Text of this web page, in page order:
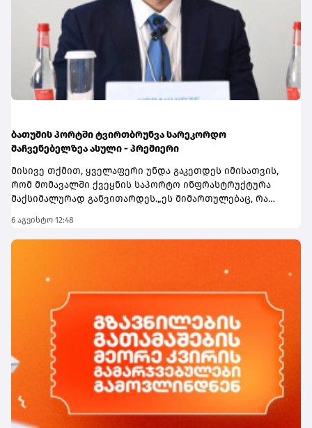
ბათუმის პორტში ტვირთბრუნვა სარეკორდო
მაჩვენებელზეა ასული - პრემიერი
მისივე თქმით, ყველაფერი უნდა გაკეთდეს იმისათვის,
რომ მომავალში ქვეყნის საპორტო ინფრასტრუქტურა
მაქსიმალურად განვითარდეს.„ეს მიმართულებაც, რა
მნიშვნელოვანია აღინიშნოს, რომ ბათუმის პორტში
ტვირთბრუნვა სარეკორდო მაჩვენებელზეა ასული.
წლევანდელი წელი აუცილებლად იქნება ბათუმის
პორტისთვის სარეკორდო ტვირთბრუნვის კუთხით და
ყველაფერი უნდა გაკეთდეს იმისათვის, რომ მომავალში
ჩვენი საპორტო ინფრასტრუქტურა მაქსიმალურად
განვითარდეს. ბათუმის პორტი, რა თქმა უნდა, ძალიან
მნიშვნელოვანია, ასევე ფოთის პორტი. იცით, რომ
აქტიურად ვმუშაობთ ანაკლიის პორტის
ინფრასტრუქტურის შექმნაზე და 2029 წლისთვის უკვე
დაგეგმილია ანაკლიის პორტში პირველი გემების
მიღება და პირველი ფაზის საპროექტო სამუშაოების
დასრულება,“- აღნიშნა პრემიერმა.
6 აგვისტო 12:48